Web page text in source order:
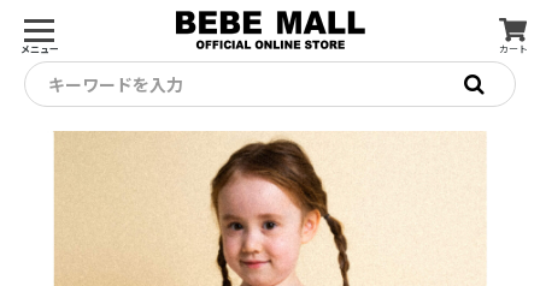
メニュー カート
キーワードを入力